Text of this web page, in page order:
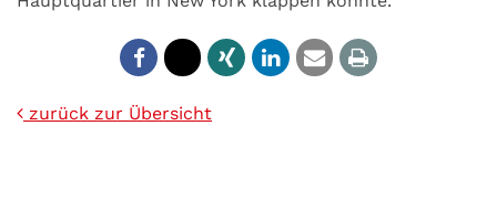
zurück zur Übersicht